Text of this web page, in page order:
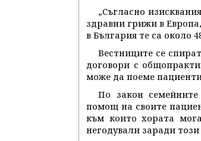
„Съгласно
здравни грижи в
в България те са около
Вестниците се
договори с
може да поеме
По закон
помощ на своите
към които хората
негодували заради